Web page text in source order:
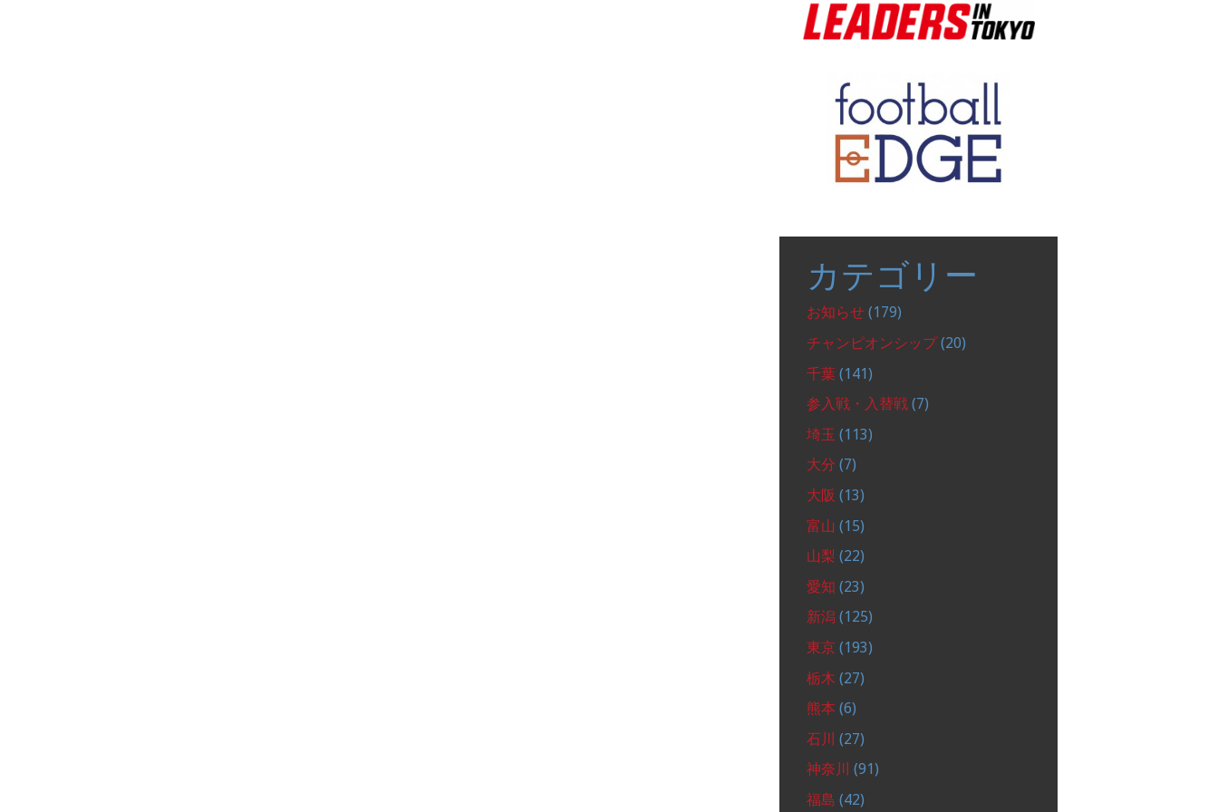
カテゴリー
お知らせ (179)
チャンピオンシップ(20)
千葉 (141)
参入戦・入替戦 (7)
埼玉 (113)
大分 (7)
大阪 (13)
富山 (15)
山梨 (22)
愛知 (23)
新潟 (125)
東京 (193)
栃木 (27)
熊本 (6)
石川 (27)
神奈川 (91)
福島 (42)